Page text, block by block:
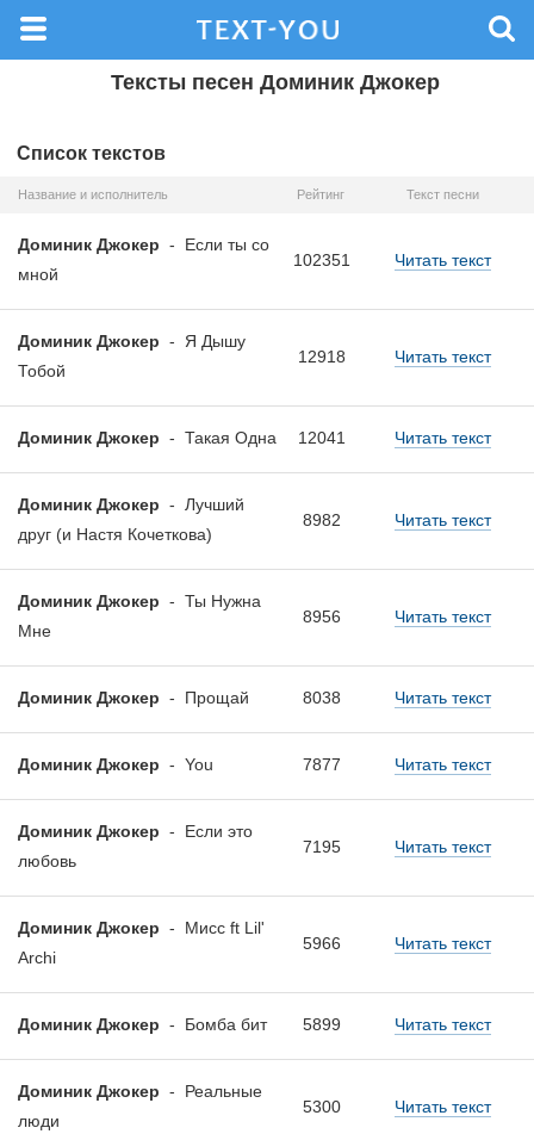
Тексты песен Доминик Джокер
Список текстов
Название и исполнитель Рейтинг Текст песни
Доминик Джокер - Если ты со
мной
102351 Читать текст
Доминик Джокер - Я Дышу
Тобой
12918 Читать текст
Доминик Джокер - Такая Одна 12041 Читать текст
Доминик Джокер - Лучший
друг (и Настя Кочеткова)
8982 Читать текст
Доминик Джокер - Ты Нужна
Мне
8956 Читать текст
Доминик Джокер - Прощай 8038 Читать текст
Доминик Джокер - You 7877 Читать текст
Доминик Джокер - Если это
любовь
7195 Читать текст
Доминик Джокер - Мисс ft Lil'
Archi
5966 Читать текст
Доминик Джокер - Бомба бит 5899 Читать текст
Доминик Джокер - Реальные
люди
5300 Читать текст